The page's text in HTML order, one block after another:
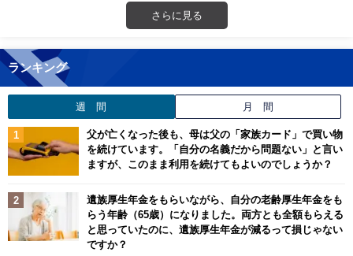
さらに見る
ランキング
週 間 月 間
父が亡くなった後も、母は父の「家族カード」で買い物
を続けています。「自分の名義だから問題ない」と言い
ますが、このまま利用を続けてもよいのでしょうか？
遺族厚生年金をもらいながら、自分の老齢厚生年金をも
らう年齢（65歳）になりました。両方とも全額もらえる
と思っていたのに、遺族厚生年金が減るって損じゃない
ですか？